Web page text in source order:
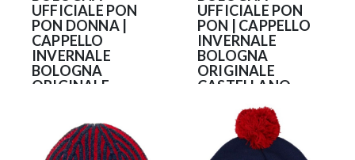
UFFICIALE PON
PON DONNA |
CAPPELLO
INVERNALE
BOLOGNA
ORIGINALE
35.90€
UFFICIALE PON
PON | CAPPELLO
INVERNALE
BOLOGNA
ORIGINALE
CASTELLANO